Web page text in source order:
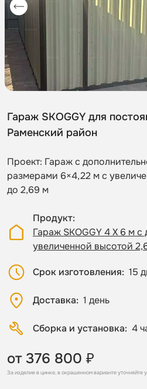
Гараж SKOGGY для
Раменский район
Проект: Гараж с
размерами 6×4,22 м с
до 2,69 м
Продукт
Гараж SKOGGY 4 Х 6 м
увеличенной высотой
Срок изготовления 15
Доставка 1 день
Сборка и установка 4
от 376 800 ₽
За изделие в цинке, в окрашенном варианте уточняйте